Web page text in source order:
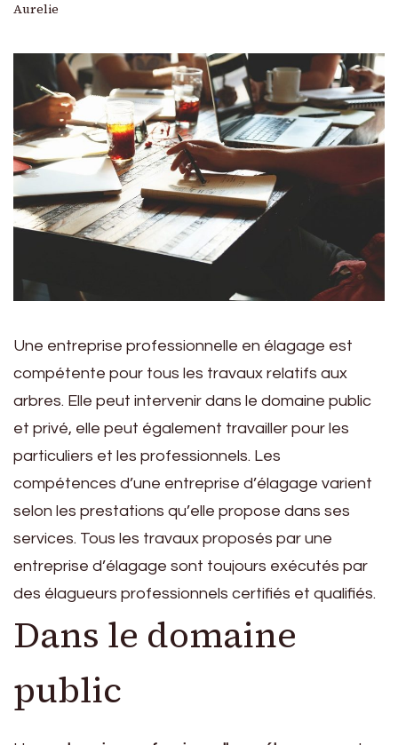
Aurelie
Une entreprise professionnelle en élagage est
compétente pour tous les travaux relatifs aux
arbres. Elle peut intervenir dans le domaine public
et privé, elle peut également travailler pour les
particuliers et les professionnels. Les
compétences d’une entreprise d’élagage varient
selon les prestations qu’elle propose dans ses
services. Tous les travaux proposés par une
entreprise d’élagage sont toujours exécutés par
des élagueurs professionnels certifiés et qualifiés.
Dans le domaine
public